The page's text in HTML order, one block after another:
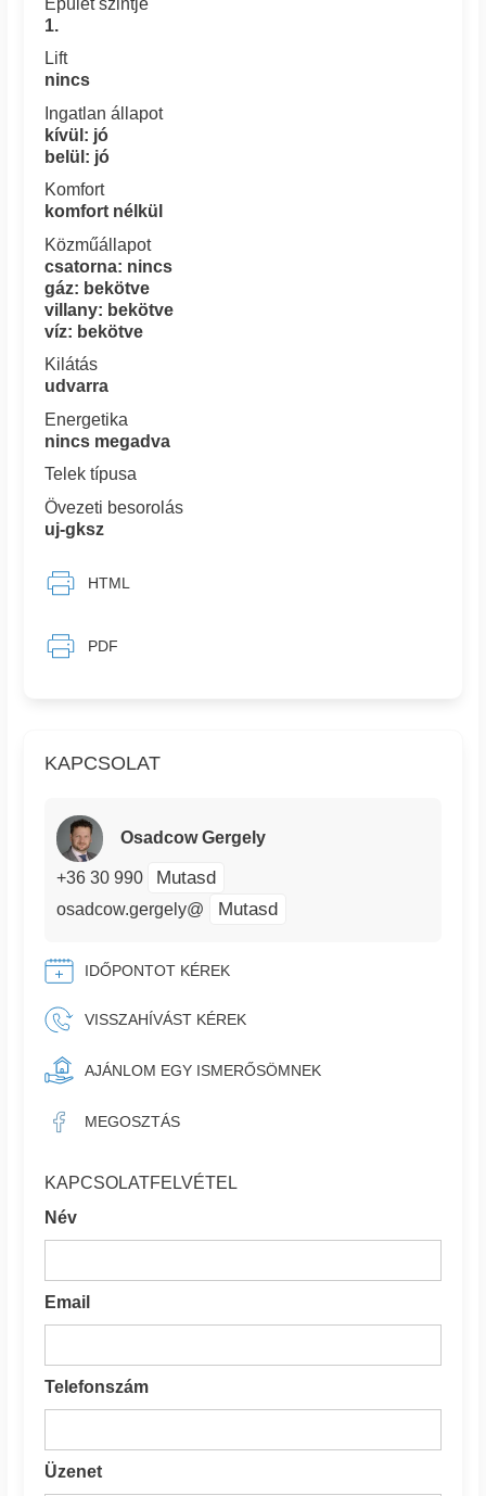
KAPCSOLAT
Osadcow Gergely
+36 30 990 Mutasd
osadcow.gergely@ Mutasd
IDŐPONTOT KÉREK
VISSZAHÍVÁST KÉREK
AJÁNLOM EGY ISMERŐSÖMNEK
MEGOSZTÁS
KAPCSOLATFELVÉTEL
Név
Email
Telefonszám
Üzenet
1.
Lift
nincs
Ingatlan állapot
kívül: jó
belül: jó
Komfort
komfort nélkül
Közműállapot
csatorna: nincs
gáz: bekötve
villany: bekötve
víz: bekötve
Kilátás
udvarra
Energetika
nincs megadva
Telek típusa
Övezeti besorolás
uj-gksz
HTML
PDF